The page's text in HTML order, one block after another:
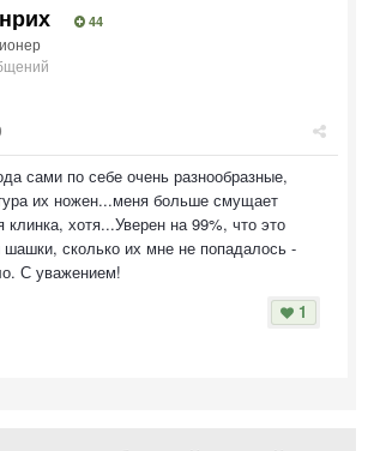
44
сами по себе очень разнообразные,
их ножен...меня больше смущает
хотя...Уверен на 99%, что это
шашки, сколько их мне не попадалось -
С уважением!
1